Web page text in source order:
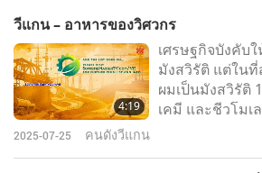
วีแกน – อาหารของวิศวกร
4:19
เศรษฐกิจบังคับ
มังสวิรัติ แต่ใน
ผมเป็นมังสวิรัติ
เคมี และชีวโมเ
มุ่งเน้นไปที่ กา
ปล่อยคาร์บอน
แปลงการ ปล่อ
2025-07-25 คนดังวีแกน